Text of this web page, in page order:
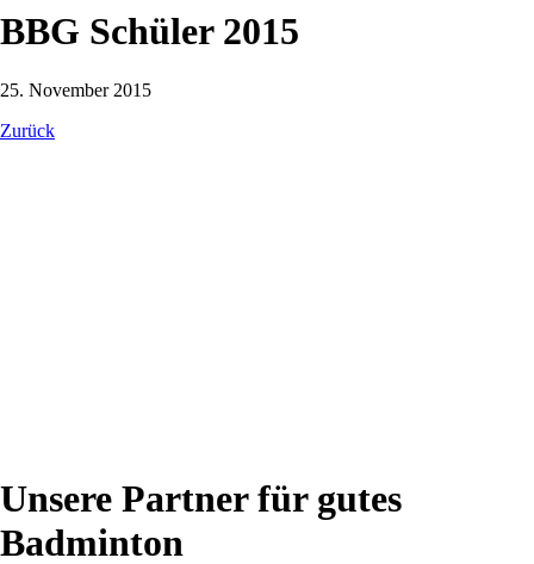
BBG Schüler 2015
25. November 2015
Zurück
Unsere Partner für gutes
Badminton